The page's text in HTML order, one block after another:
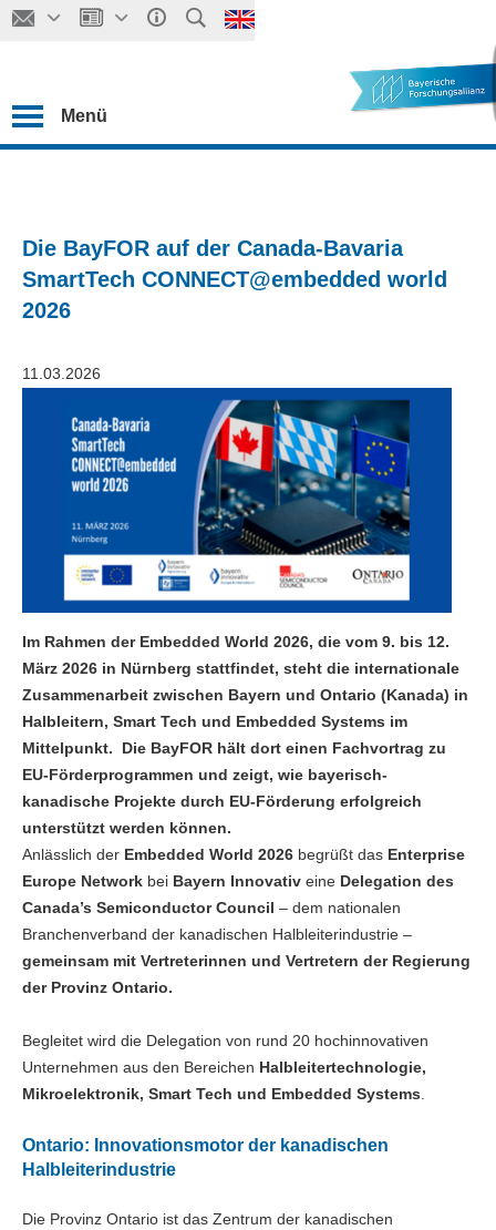
Menü
Die BayFOR auf der Canada-Bavaria
SmartTech CONNECT@embedded world
2026
11.03.2026
Im Rahmen der Embedded World 2026, die vom 9. bis 12.
März 2026 in Nürnberg stattfindet, steht die internationale
Zusammenarbeit zwischen Bayern und Ontario (Kanada) in
Halbleitern, Smart Tech und Embedded Systems im
Mittelpunkt. Die BayFOR hält dort einen Fachvortrag zu
EU-Förderprogrammen und zeigt, wie bayerisch-
kanadische Projekte durch EU-Förderung erfolgreich
unterstützt werden können.
Anlässlich der Embedded World 2026 begrüßt das Enterprise
Europe Network bei Bayern Innovativ eine Delegation des
Canada’s Semiconductor Council – dem nationalen
Branchenverband der kanadischen Halbleiterindustrie –
gemeinsam mit Vertreterinnen und Vertretern der Regierung
der Provinz Ontario.
Begleitet wird die Delegation von rund 20 hochinnovativen
Unternehmen aus den Bereichen Halbleitertechnologie,
Mikroelektronik, Smart Tech und Embedded Systems
Ontario: Innovationsmotor der kanadischen
Halbleiterindustrie
Die Provinz Ontario ist das Zentrum der kanadischen